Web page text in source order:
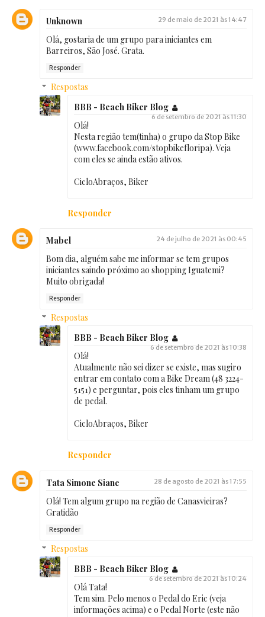
Unknown 29 de maio de 2021 às 14:47
Olá, gostaria de um grupo para iniciantes em
Barreiros, São José. Grata.
Responder
Respostas
BBB - Beach Biker Blog
6 de setembro de 2021 às 11:30
Olá!
Nesta região tem(tinha) o grupo da Stop Bike
(www.facebook.com/stopbikefloripa). Veja
com eles se ainda estão ativos.
CicloAbraços, Biker
Responder
Mabel 24 de julho de 2021 às 00:45
Bom dia, alguém sabe me informar se tem grupos
iniciantes saindo próximo ao shopping Iguatemi?
Muito obrigada!
Responder
Respostas
BBB - Beach Biker Blog
6 de setembro de 2021 às 10:38
Olá!
Atualmente não sei dizer se existe, mas sugiro
entrar em contato com a Bike Dream (48 3224-
5151) e perguntar, pois eles tinham um grupo
de pedal.
CicloAbraços, Biker
Responder
Tata Simone Siane 28 de agosto de 2021 às 17:55
Olá! Tem algum grupo na região de Canasvieiras?
Gratidão
Responder
Respostas
BBB - Beach Biker Blog
6 de setembro de 2021 às 10:24
Olá Tata!
Tem sim. Pelo menos o Pedal do Eric (veja
informações acima) e o Pedal Norte (este não